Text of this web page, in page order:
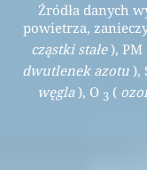
Źródła danych
powietrza,
cząstki stałe), PM
dwutlenek azotu ),
węgla), O 3 (